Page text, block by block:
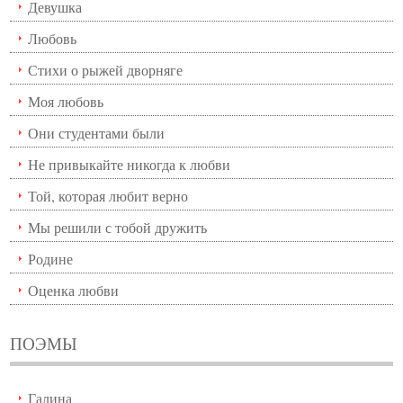
Девушка
Любовь
Стихи о рыжей дворняге
Моя любовь
Они студентами были
Не привыкайте никогда к любви
Той, которая любит верно
Мы решили с тобой дружить
Родине
Оценка любви
ПОЭМЫ
Галина